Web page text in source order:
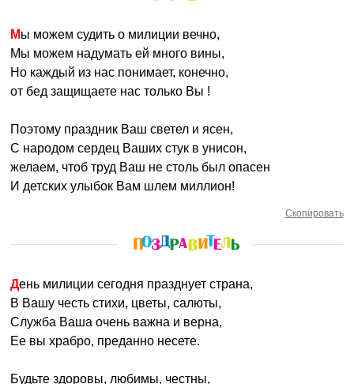
Мы можем судить о милиции вечно,
Мы можем надумать ей много вины,
Но каждый из нас понимает, конечно,
от бед защищаете нас только Вы !
Поэтому праздник Ваш светел и ясен,
С народом сердец Ваших стук в унисон,
желаем, чтоб труд Ваш не столь был опасен
И детских улыбок Вам шлем миллион!
Скопировать
День милиции сегодня празднует страна,
В Вашу честь стихи, цветы, салюты,
Служба Ваша очень важна и верна,
Ее вы храбро, преданно несете.
Будьте здоровы, любимы, честны,